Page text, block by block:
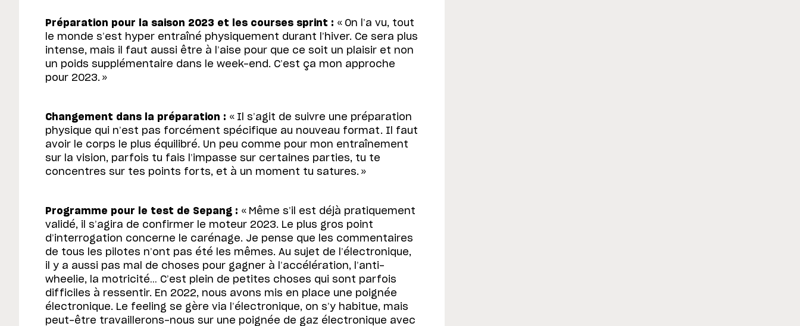
Préparation pour la saison 2023 et les courses sprint : « On l’a vu, tout
le monde s’est hyper entraîné physiquement durant l’hiver. Ce sera plus
intense, mais il faut aussi être à l’aise pour que ce soit un plaisir et non
un poids supplémentaire dans le week-end. C’est ça mon approche
pour 2023. »
Changement dans la préparation : « Il s’agit de suivre une préparation
physique qui n’est pas forcément spécifique au nouveau format. Il faut
avoir le corps le plus équilibré. Un peu comme pour mon entraînement
sur la vision, parfois tu fais l’impasse sur certaines parties, tu te
concentres sur tes points forts, et à un moment tu satures. »
Programme pour le test de Sepang : « Même s’il est déjà pratiquement
validé, il s’agira de confirmer le moteur 2023. Le plus gros point
d’interrogation concerne le carénage. Je pense que les commentaires
de tous les pilotes n’ont pas été les mêmes. Au sujet de l’électronique,
il y a aussi pas mal de choses pour gagner à l’accélération, l’anti-
wheelie, la motricité… C’est plein de petites choses qui sont parfois
difficiles à ressentir. En 2022, nous avons mis en place une poignée
électronique. Le feeling se gère via l’électronique, on s’y habitue, mais
peut-être travaillerons-nous sur une poignée de gaz électronique avec